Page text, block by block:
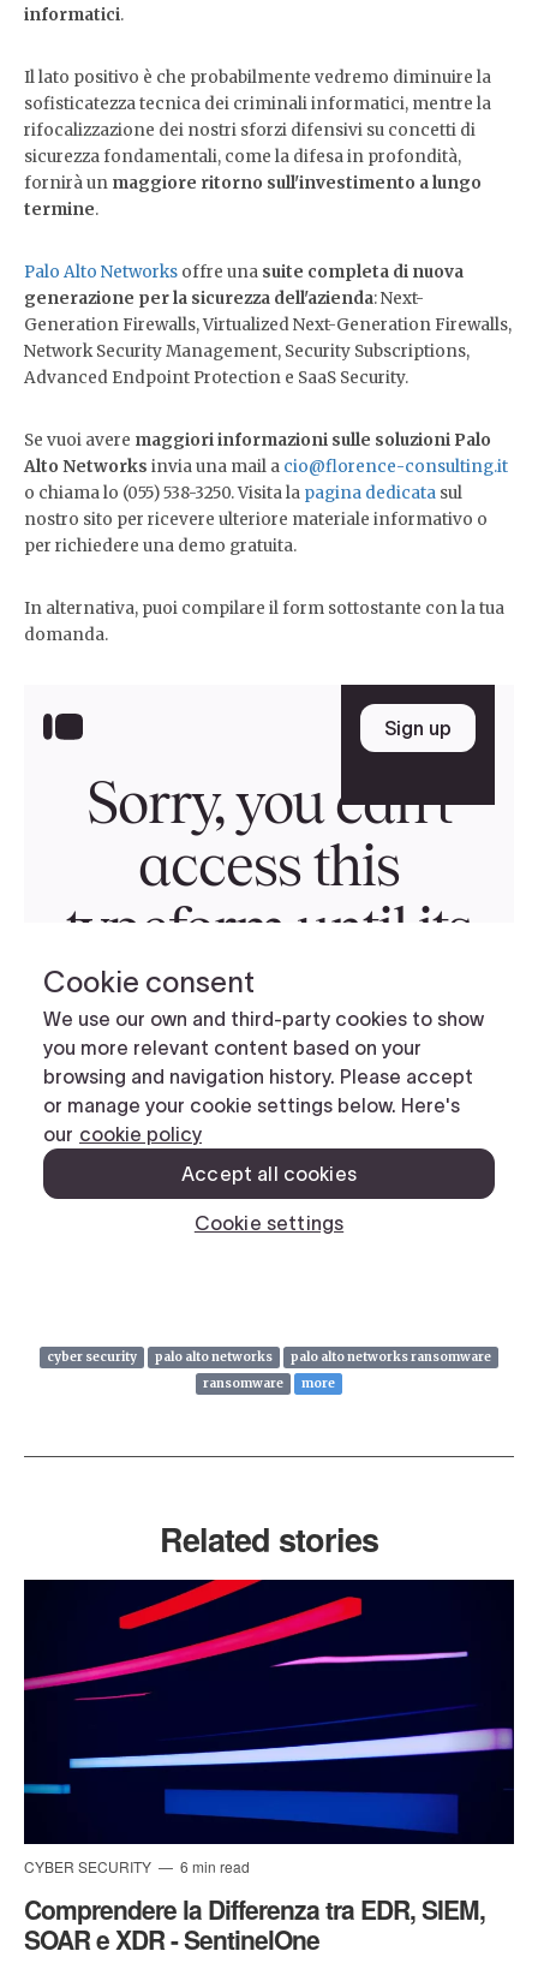
informatici.
Il lato positivo è che probabilmente vedremo diminuire la
sofisticatezza tecnica dei criminali informatici, mentre la
rifocalizzazione dei nostri sforzi difensivi su concetti di
sicurezza fondamentali, come la difesa in profondità,
fornirà un maggiore ritorno sull'investimento a lungo
termine.
Palo Alto Networks offre una suite completa di nuova
generazione per la sicurezza dell'azienda: Next-
Generation Firewalls, Virtualized Next-Generation Firewalls,
Network Security Management, Security Subscriptions,
Advanced Endpoint Protection e SaaS Security.
Se vuoi avere maggiori informazioni sulle soluzioni Palo
Alto Networks invia una mail a cio@florence-consulting.it
o chiama lo (055) 538-3250. Visita la pagina dedicata sul
nostro sito per ricevere ulteriore materiale informativo o
per richiedere una demo gratuita.
In alternativa, puoi compilare il form sottostante con la tua
domanda.
cyber security palo alto networks
palo alto networks ransomware
ransomware
more
Related stories
CYBER SECURITY 6 min read
Comprendere la Differenza tra EDR, SIEM,
SOAR e XDR - SentinelOne